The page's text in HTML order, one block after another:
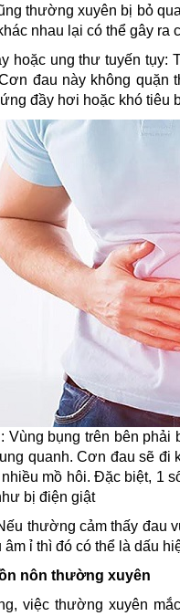
thường xuyên bị bỏ
nhau lại có thể gây ra
hoặc ung thư tuyến tụy:
đau này không quặn
đầy hơi hoặc khó tiêu
Vùng bụng trên bên
quanh. Cơn đau sẽ đi
mồ hôi. Đặc biệt, 1
bị điện giật
thường cảm thấy đau
ỉ thì đó có thể là dấu
nôn thường xuyên
việc thường xuyên